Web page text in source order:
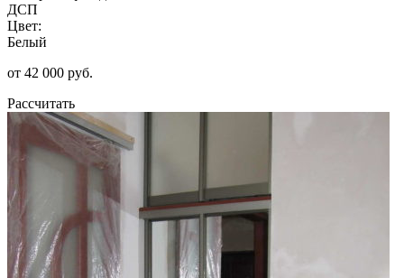
ДСП
Цвет:
Белый
от 42 000 руб.
Рассчитать